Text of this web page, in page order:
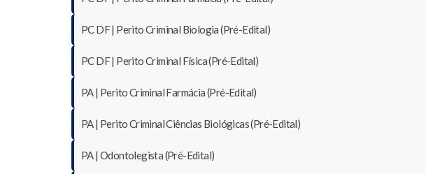
PC DF | Perito Criminal Biologia (Pré-Edital)
PC DF | Perito Criminal Física (Pré-Edital)
PA | Perito Criminal Farmácia (Pré-Edital)
PA | Perito Criminal Ciências Biológicas (Pré-Edital)
PA | Odontolegista (Pré-Edital)